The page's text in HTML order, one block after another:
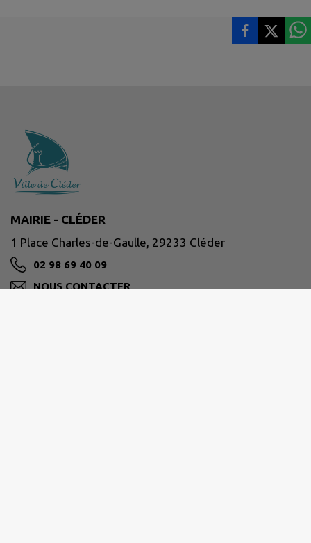
MAIRIE - CLÉDER
1 Place Charles-de-Gaulle, 29233 Cléder
02 98 69 40 09
NOUS CONTACTER